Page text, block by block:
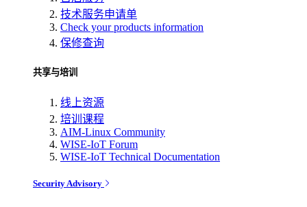
技术服务申请单
Check your products information
保修查询
共享与培训
线上资源
培训课程
AIM-Linux Community
WISE-IoT Forum
WISE-IoT Technical Documentation
Security Advisory